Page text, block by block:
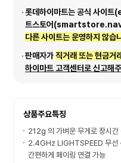
롯데하이마트는 공식 사이
트스토어
다른 사이트는 운영하지 않습
판매자가직거래 또는 현금거
하이마트 고객센터로 신고해
상품주요특징
212g 의 가벼운 무게로 장시간
2.4GHz LIGHTSPEED 무선
간편하게 페이링 연결 가능